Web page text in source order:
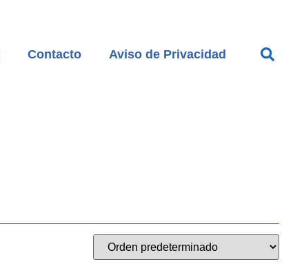
Contacto Aviso de Privacidad